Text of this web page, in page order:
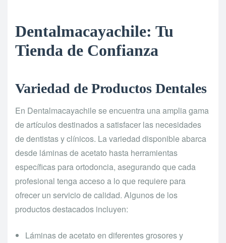
Dentalmacayachile: Tu
Tienda de Confianza
Variedad de Productos Dentales
En Dentalmacayachile se encuentra una amplia gama
de artículos destinados a satisfacer las necesidades
de dentistas y clínicos. La variedad disponible abarca
desde láminas de acetato hasta herramientas
específicas para ortodoncia, asegurando que cada
profesional tenga acceso a lo que requiere para
ofrecer un servicio de calidad. Algunos de los
productos destacados incluyen:
Láminas de acetato en diferentes grosores y